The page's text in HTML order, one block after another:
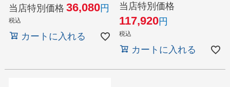
当店特別価格 36,080
税込
カートに入れる
当店特別価格
117,920
税込
カートに入れる